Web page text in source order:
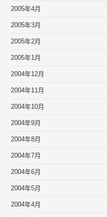
2005年4月
2005年3月
2005年2月
2005年1月
2004年12月
2004年11月
2004年10月
2004年9月
2004年8月
2004年7月
2004年6月
2004年5月
2004年4月